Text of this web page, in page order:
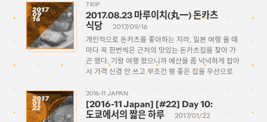
2017
09
16
TRIP
2017.08.23 마루이치(丸一) 돈카츠
식당
2017/09/16
개인적으로 돈카츠를 좋아하는 지라, 일본 여행 올 때
마다 꼭 한번씩은 근처의 맛있는 돈카츠집을 찾아 가
곤 했다. 기왕 여행 왔으니까 예산을 좀 넉넉하게 잡아
서 가격 신경 안 쓰고 무조건 평 좋은 집을 우선으로
아키하바라의 마루고라든가. 이제까지는 […]
2017
01
22
2016-11 JAPAN
[2016-11 Japan] [#22] Day 10:
도쿄에서의 짧은 하루
2017/01/22